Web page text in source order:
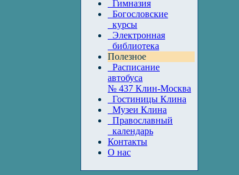
Гимназия
Богословские
курсы
Электронная
библиотека
Полезное
Расписание
автобуса
№ 437 Клин-Москва
Гостиницы Клина
Музеи Клина
Православный
календарь
Контакты
О нас